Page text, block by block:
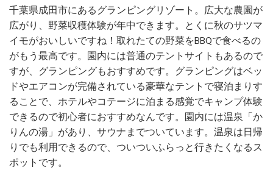
千葉県成田市にあるグランピングリゾート。広大な農園が
広がり、野菜収穫体験が年中できます。とくに秋のサツマ
イモがおいしいですね！取れたての野菜をBBQで食べるの
がもう最高です。園内には普通のテントサイトもあるので
すが、グランピングもおすすめです。グランピングはベッ
ドやエアコンが完備されている豪華なテントで寝泊まりす
ることで、ホテルやコテージに泊まる感覚でキャンプ体験
できるので初心者におすすめなんです。園内には温泉「か
りんの湯」があり、サウナまでついています。温泉は日帰
りでも利用できるので、ついついふらっと行きたくなるス
ポットです。